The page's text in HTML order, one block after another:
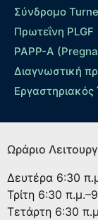
Σύνδρομο
Πρωτεΐνη PLGF
PAPP-A
Διαγνωστική
Ωράριο
Δευτέρα 6:30
Τρίτη 6:30
Τετάρτη 6:30